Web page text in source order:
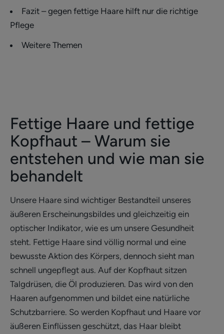
Fazit – gegen fettige Haare hilft nur die richtige
Pflege
Weitere Themen
Fettige Haare und fettige
Kopfhaut – Warum sie
entstehen und wie man sie
behandelt
Unsere Haare sind wichtiger Bestandteil unseres
äußeren Erscheinungsbildes und gleichzeitig ein
optischer Indikator, wie es um unsere Gesundheit
steht. Fettige Haare sind völlig normal und eine
bewusste Aktion des Körpers, dennoch sieht man
schnell ungepflegt aus. Auf der Kopfhaut sitzen
Talgdrüsen, die Öl produzieren. Das wird von den
Haaren aufgenommen und bildet eine natürliche
Schutzbarriere. So werden Kopfhaut und Haare vor
äußeren Einflüssen geschützt, das Haar bleibt